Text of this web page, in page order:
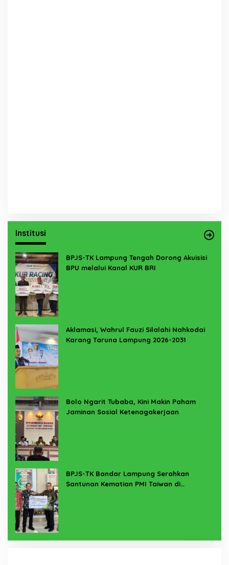
Institusi
BPJS-TK Lampung Tengah Dorong Akuisisi
BPU melalui Kanal KUR BRI
Aklamasi, Wahrul Fauzi Silalahi Nahkodai
Karang Taruna Lampung 2026-2031
Bolo Ngarit Tubaba, Kini Makin Paham
Jaminan Sosial Ketenagakerjaan
BPJS-TK Bandar Lampung Serahkan
Santunan Kematian PMI Taiwan di